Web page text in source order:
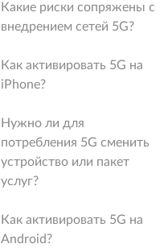
Какие риски сопряжены с
внедрением сетей 5G?
Как активировать 5G на
iPhone?
Нужно ли для
потребления 5G сменить
устройство или пакет
услуг?
Как активировать 5G на
Android?